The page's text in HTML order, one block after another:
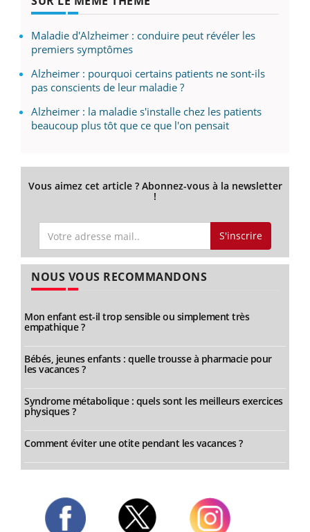
Maladie d'Alzheimer : conduire peut révéler les
premiers symptômes
Alzheimer : pourquoi certains patients ne sont-ils
pas conscients de leur maladie ?
Alzheimer : la maladie s'installe chez les patients
beaucoup plus tôt que ce que l'on pensait
Vous aimez cet article ? Abonnez-vous à la newsletter
!
S'inscrire
NOUS VOUS RECOMMANDONS
Mon enfant est-il trop sensible ou simplement très
empathique ?
Bébés, jeunes enfants : quelle trousse à pharmacie pour
les vacances ?
Syndrome métabolique : quels sont les meilleurs exercices
physiques ?
Comment éviter une otite pendant les vacances ?